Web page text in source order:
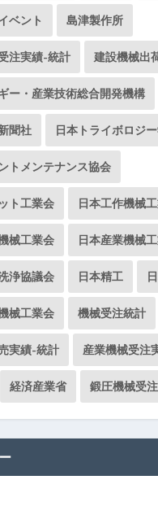
ベント 島津製作所
注実績-統計 建設機械出
ー・産業技術総合開発機構
聞社 日本トライボロジ
トメンテナンス協会
ト工業会 日本工作機械
械工業会 日本産業機械
浄協議会 日本精工
械工業会 機械受注統計
実績-統計 産業機械受注
経済産業省 鍛圧機械受